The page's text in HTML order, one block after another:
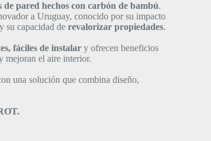
de pared hechos con carbón de bambú.
a Uruguay, conocido por su impacto
su capacidad de revalorizar propiedades.
fáciles de instalar y ofrecen beneficios
mejoran el aire interior.
una solución que combina diseño,